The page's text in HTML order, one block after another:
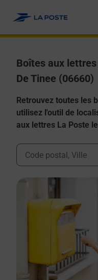
Boîtes aux
De Tinee (06660)
Retrouvez toutes les
utilisez l'outil de
aux lettres La Poste
Ville, Département,